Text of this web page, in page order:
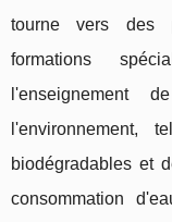
tourne vers des
formations
l'enseignement
l'environnement,
biodégradables et
consommation